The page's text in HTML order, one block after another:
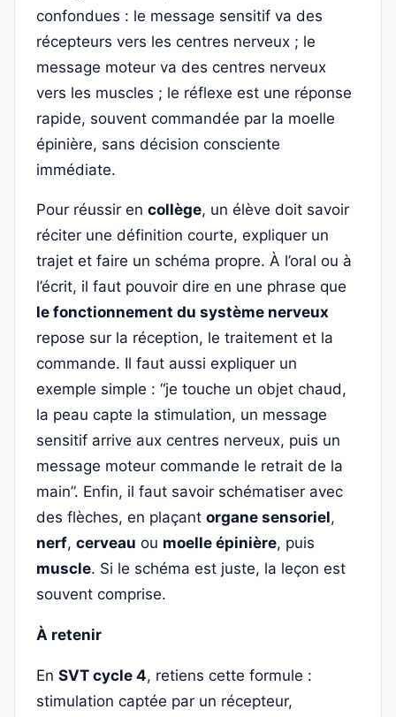
confondues : le message sensitif va des
récepteurs vers les centres nerveux ; le
message moteur va des centres nerveux
vers les muscles ; le réflexe est une réponse
rapide, souvent commandée par la moelle
épinière, sans décision consciente
immédiate.
Pour réussir en collège, un élève doit savoir
réciter une définition courte, expliquer un
trajet et faire un schéma propre. À l’oral ou à
l’écrit, il faut pouvoir dire en une phrase que
le fonctionnement du système nerveux
repose sur la réception, le traitement et la
commande. Il faut aussi expliquer un
exemple simple : “je touche un objet chaud,
la peau capte la stimulation, un message
sensitif arrive aux centres nerveux, puis un
message moteur commande le retrait de la
main”. Enfin, il faut savoir schématiser avec
des flèches, en plaçant organe sensoriel,
nerf, cerveau ou moelle épinière, puis
muscle. Si le schéma est juste, la leçon est
souvent comprise.
À retenir
En SVT cycle 4, retiens cette formule :
stimulation captée par un récepteur,